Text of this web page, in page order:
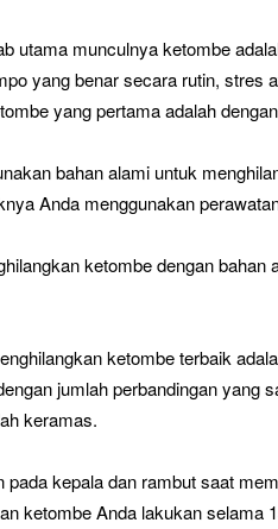
utama munculnya ketombe
yang benar secara rutin, stres
yang pertama adalah
bahan alami untuk
Anda menggunakan
ketombe dengan bahan
ketombe terbaik
jumlah perbandingan yang
keramas.
pada kepala dan rambut saat
ketombe Anda lakukan selama